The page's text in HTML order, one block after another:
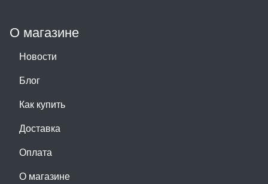
О магазине
Новости
Блог
Как купить
Доставка
Оплата
О магазине